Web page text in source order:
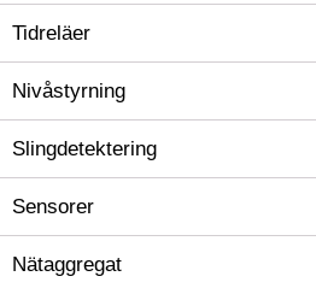
Tidreläer
Nivåstyrning
Slingdetektering
Sensorer
Nätaggregat